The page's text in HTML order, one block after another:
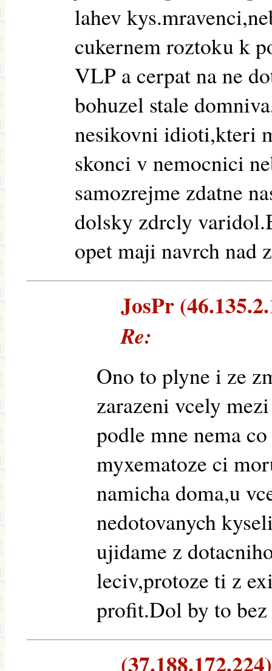
lahev
cukernem roztoku k
VLP a cerpat na ne
bohuzel stale
nesikovni idioti,kteri
skonci v nemocnici
samozrejme zdatne
dolsky zdrcly
opet maji navrch nad
JosPr
Re:
Ono to plyne i ze
zarazeni vcely
podle mne nema
myxematoze ci
namicha doma,u
nedotovanych
ujidame z
leciv,protoze ti z
profit.Dol by to